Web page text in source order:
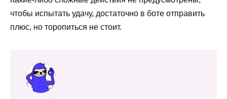
чтобы испытать удачу, достаточно в боте отправить
плюс, но торопиться не стоит.